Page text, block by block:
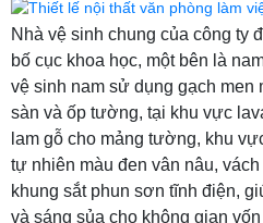
Nhà vệ sinh chung của công ty
bố cục khoa học, một bên là
vệ sinh nam sử dụng gạch men
sàn và ốp tường, tại khu vực
lam gỗ cho mảng tường, khu
tự nhiên màu đen vân nâu,
khung sắt phun sơn tĩnh điện,
và sáng sủa cho không gian